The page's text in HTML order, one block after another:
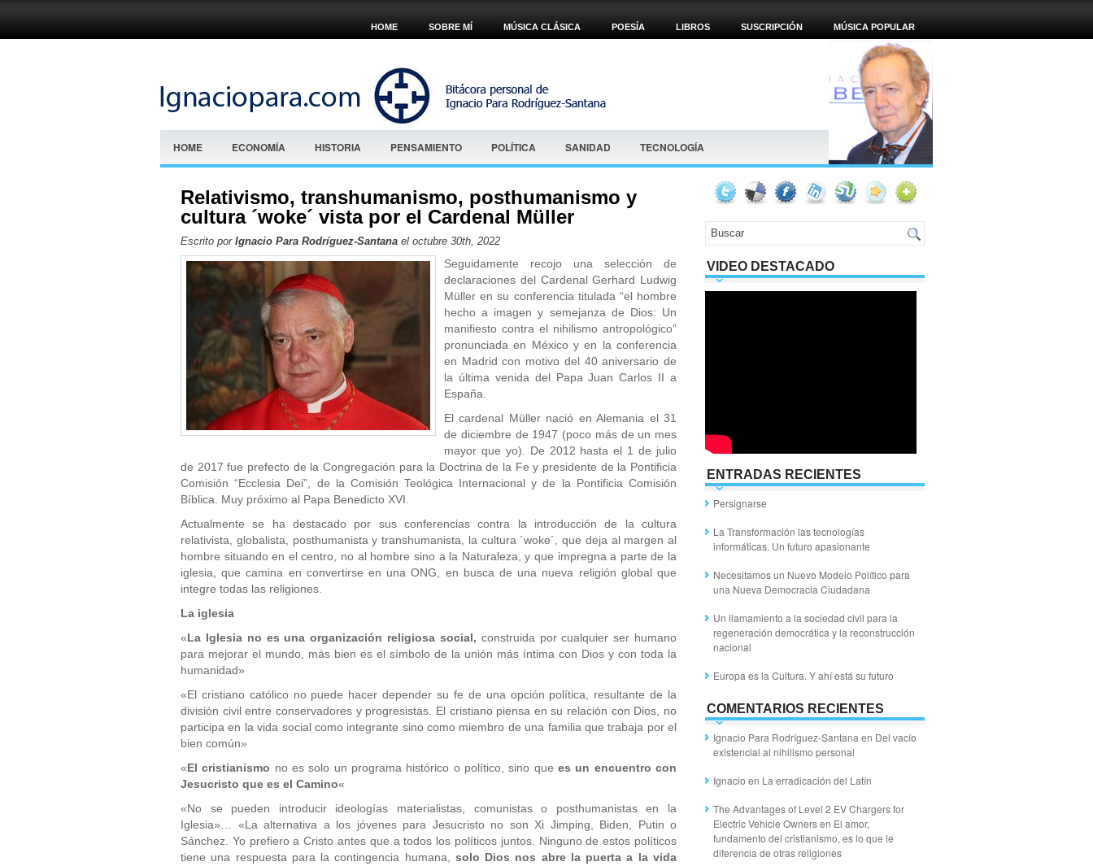
HOME SOBRE MÍ MÚSICA CLÁSICA POESÍA LIBROS SUSCRIPCIÓN MÚSICA POPULAR
HOME ECONOMÍA HISTORIA PENSAMIENTO POLÍTICA SANIDAD TECNOLOGÍA
Relativismo, transhumanismo, posthumanismo y
cultura ´woke´ vista por el Cardenal Müller
Escrito por Ignacio Para Rodríguez-Santana el octubre 30th, 2022
Seguidamente recojo una selección de
declaraciones del Cardenal Gerhard Ludwig
Müller en su conferencia titulada “el hombre
hecho a imagen y semejanza de Dios: Un
manifiesto contra el nihilismo antropológico”
pronunciada en México y en la conferencia
en Madrid con motivo del 40 aniversario de
la última venida del Papa Juan Carlos II a
España.
El cardenal Müller nació en Alemania el 31
de diciembre de 1947 (poco más de un mes
mayor que yo). De 2012 hasta el 1 de julio
de 2017 fue prefecto de la Congregación para la Doctrina de la Fe y presidente de la Pontificia
Comisión “Ecclesia Dei”, de la Comisión Teológica Internacional y de la Pontificia Comisión
Bíblica. Muy próximo al Papa Benedicto XVI.
Actualmente se ha destacado por sus conferencias contra la introducción de la cultura
relativista, globalista, posthumanista y transhumanista, la cultura ´woke´, que deja al margen al
hombre situando en el centro, no al hombre sino a la Naturaleza, y que impregna a parte de la
iglesia, que camina en convertirse en una ONG, en busca de una nueva religión global que
integre todas las religiones.
La iglesia
«La Iglesia no es una organización religiosa social, construida por cualquier ser humano
para mejorar el mundo, más bien es el símbolo de la unión más íntima con Dios y con toda la
humanidad»
«El cristiano católico no puede hacer depender su fe de una opción política, resultante de la
división civil entre conservadores y progresistas. El cristiano piensa en su relación con Dios, no
participa en la vida social como integrante sino como miembro de una familia que trabaja por el
bien común»
«El cristianismo no es solo un programa histórico o político, sino que es un encuentro con
Jesucristo que es el Camino«
«No se pueden introducir ideologías materialistas, comunistas o posthumanistas en la
Iglesia»… «La alternativa a los jóvenes para Jesucristo no son Xi Jimping, Biden, Putin o
Sánchez. Yo prefiero a Cristo antes que a todos los políticos juntos. Ninguno de estos políticos
tiene una respuesta para la contingencia humana, solo Dios nos abre la puerta a la vida
VIDEO DESTACADO
ENTRADAS RECIENTES
Persignarse
La Transformación las tecnologías
informáticas. Un futuro apasionante
Necesitamos un Nuevo Modelo Político para
una Nueva Democracia Ciudadana
Un llamamiento a la sociedad civil para la
regeneración democrática y la reconstrucción
nacional
Europa es la Cultura. Y ahí está su futuro
COMENTARIOS RECIENTES
Ignacio Para Rodríguez-Santana en Del vacío
existencial al nihilismo personal
Ignacio en La erradicación del Latín
The Advantages of Level 2 EV Chargers for
Electric Vehicle Ownersen El amor,
fundamento del cristianismo, es lo que le
diferencia de otras religiones